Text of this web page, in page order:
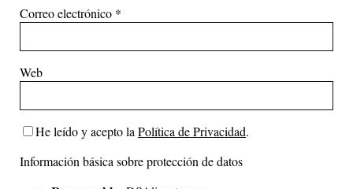
Correo electrónico *
Web
He leído y acepto la Política de Privacidad.
Información básica sobre protección de datos